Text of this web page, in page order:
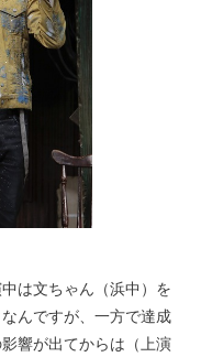
は文ちゃん（浜中）を
んですが、一方で達成
響が出てからは（上演